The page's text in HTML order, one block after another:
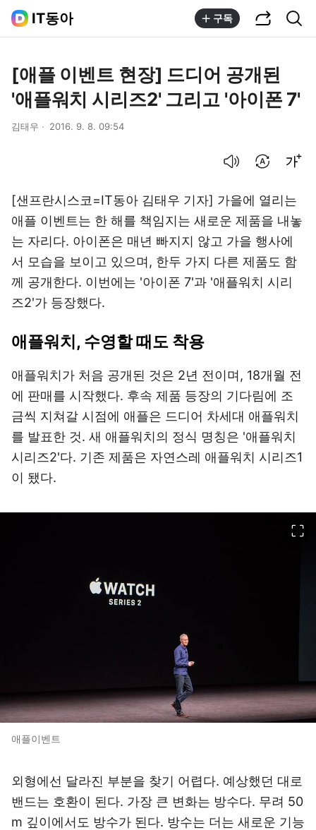
IT동아 구독
[애플 이벤트 현장] 드디어 공개된
'애플워치 시리즈2' 그리고 '아이폰 7'
김태우 2016. 9. 8. 09:54
[샌프란시스코=IT동아 김태우 기자] 가을에 열리는
애플 이벤트는 한 해를 책임지는 새로운 제품을 내놓
는 자리다. 아이폰은 매년 빠지지 않고 가을 행사에
서 모습을 보이고 있으며, 한두 가지 다른 제품도 함
께 공개한다. 이번에는 '아이폰 7'과 '애플워치 시리
즈2'가 등장했다.
애플워치, 수영할 때도 착용
애플워치가 처음 공개된 것은 2년 전이며, 18개월 전
에 판매를 시작했다. 후속 제품 등장의 기다림에 조
금씩 지쳐갈 시점에 애플은 드디어 차세대 애플워치
를 발표한 것. 새 애플워치의 정식 명칭은 '애플워치
시리즈2'다. 기존 제품은 자연스레 애플워치 시리즈1
이 됐다.
애플이벤트
외형에선 달라진 부분을 찾기 어렵다. 예상했던 대로
밴드는 호환이 된다. 가장 큰 변화는 방수다. 무려 50
m 깊이에서도 방수가 된다. 방수는 더는 새로운 기능